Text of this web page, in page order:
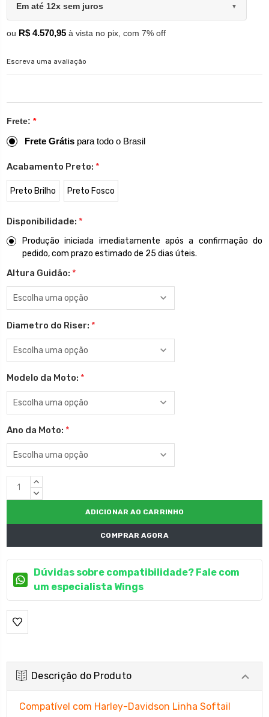
Em até 12x sem juros ▼
ou R$ 4.570,95 à vista no pix, com 7% off
Escreva uma avaliação
Frete: *
Frete Grátis para todo o Brasil
Acabamento Preto: *
Preto Brilho Preto Fosco
Disponibilidade: *
Produção iniciada imediatamente após a confirmação do
pedido, com prazo estimado de 25 dias úteis.
Altura Guidão: *
Diametro do Riser: *
Modelo da Moto: *
Ano da Moto: *
EstoqueQUANTIDADE
CRESCENTE:
QUANTIDADE
COMPRAR AGORA
Dúvidas sobre compatibilidade? Fale com
um especialista Wings
Descrição do Produto
Compatível com Harley-Davidson Linha Softail